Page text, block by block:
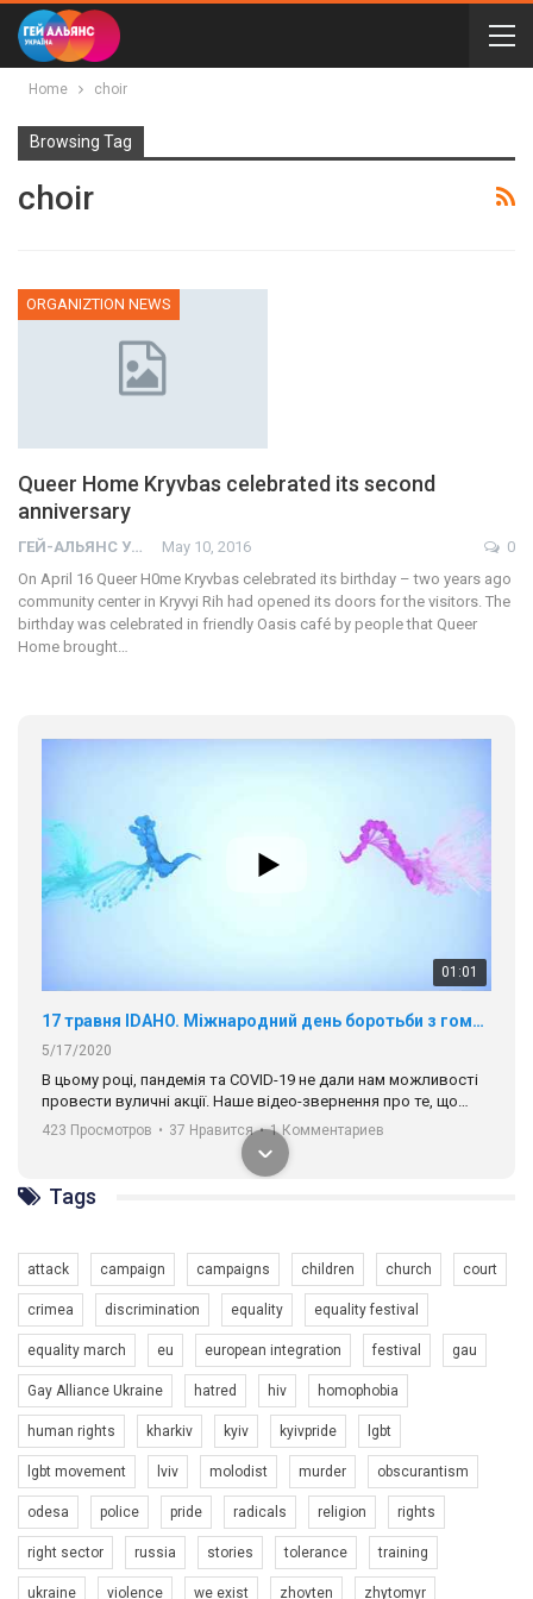
Home choir
Browsing Tag
choir
ORGANIZTION NEWS
Queer Home Kryvbas celebrated its second
anniversary
ГЕЙ-АЛЬЯНС УКРАИНА May 10, 2016
0
On April 16 Queer H0me Kryvbas celebrated its birthday – two years ago
community center in Kryvyi Rih had opened its doors for the visitors. The
birthday was celebrated in friendly Oasis café by people that Queer
Home brought…
01:01
17 травня IDAHO. Міжнародний день боротьби з гомофобією трансфобією і біфобія.
5/17/2020
В цьому році, пандемія та COVІD-19 не дали нам можливості
провести вуличні акції. Наше відео-звернення про те, що
навіть коли ми у різних містах та не можемо зустрінеться, ми
разом. Ми закликаємо всіх хто поділяє цінності рівності та
солідарності, приєднатися до нас. Регіональні підрозділи
ГАУ є в 16 областях України.
Разом наш голос лунає гучніше!
423 Просмотров • 37 Нравится • 1 Комментариев
Зупинимо насильство проти ЛГБТ в Україні! Stop violence against LGBT in Ukraine!
6/30/2017
Емоційний та вражаючий промо-ролік на конкурс PACT, який
представляє програму "Гей-альянс Україна" з протидії
насильству проти ЛГБТ в Україні.
1.9K Просмотров • 226 Нравится 5 Комментариев
Tags
attack campaign campaigns children church court
crimea discrimination equality equality festival
equality march eu european integration festival gau
Gay Alliance Ukraine hatred hiv homophobia
human rights kharkiv kyiv kyivpride lgbt
lgbt movement lviv molodist murder obscurantism
odesa police pride radicals religion rights
right sector russia stories tolerance training
ukraine violence we exist zhovten zhytomyr